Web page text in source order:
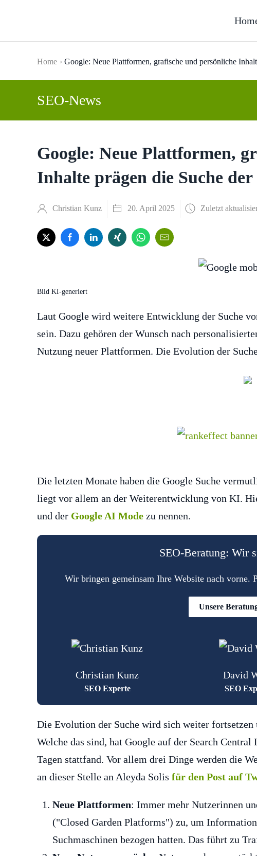
Home Google: Neue Plattformen, grafische und persönliche
SEO-News
Google: Neue Plattformen,
Inhalte prägen die Suche
Christian Kunz 20. April 2025 Zuletzt
Bild KI-generiert
Laut Google wird weitere Entwicklung der Suche
sein. Dazu gehören der Wunsch nach
Nutzung neuer Plattformen. Die Evolution der
Die letzten Monate haben die Google Suche
liegt vor allem an der Weiterentwicklung von KI.
und der Google AI Mode zu nennen.
SEO-Beratung: Wir
Wir bringen gemeinsam Ihre Website nach
Unsere
Christian Kunz
SEO Experte
David
SEO
Die Evolution der Suche wird sich weiter fortsetzen
Welche das sind, hat Google auf der Search
Tagen stattfand. Vor allem drei Dinge werden die
an dieser Stelle an Aleyda Solis für den Post auf
Neue Plattformen: Immer mehr Nutzerinnen
("Closed Garden Platforms") zu, um
Suchmaschinen bezogen hatten. Das führt zu